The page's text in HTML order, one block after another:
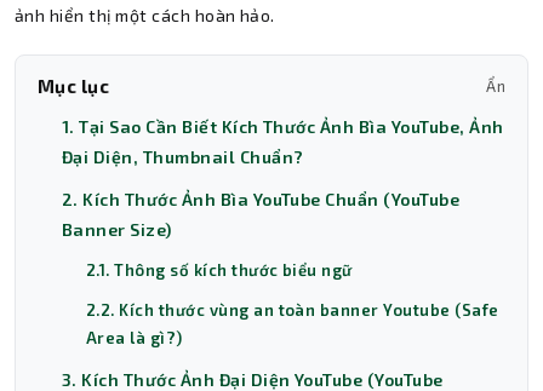
ảnh hiển thị một cách hoàn hảo.
Mục lục Ẩn
1. Tại Sao Cần Biết Kích Thước Ảnh Bìa YouTube, Ảnh
Đại Diện, Thumbnail Chuẩn?
2. Kích Thước Ảnh Bìa YouTube Chuẩn (YouTube
Banner Size)
2.1. Thông số kích thước biểu ngữ
2.2. Kích thước vùng an toàn banner Youtube (Safe
Area là gì?)
3. Kích Thước Ảnh Đại Diện YouTube (YouTube